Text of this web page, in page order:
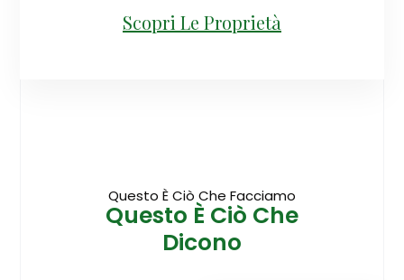
Scopri Le Proprietà
Questo È Ciò Che Facciamo
Questo È Ciò Che
Dicono